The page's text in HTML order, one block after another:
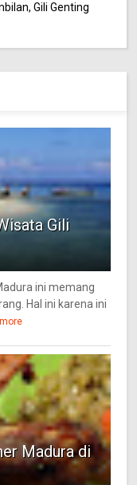
Gili Genting
Gili
ini memang
Hal ini karena ini
Madura di